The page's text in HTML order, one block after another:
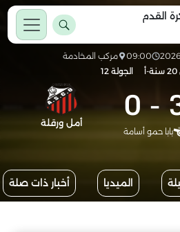
القدم
09:00
مركب المخادمة
الجولة 12
-
0
بابا حمو أسامة
أمل ورقلة
الميديا أخبار ذات صلة